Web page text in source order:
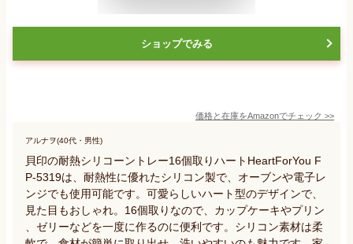
ショップでみる
価格と在庫をAmazonでチェック >>
アルナヲ(40代・男性)
貝印の耐熱シリコーントレー16個取りハートHeartForYou F
P-5319は、耐熱性に優れたシリコン製で、オーブンや電子レ
ンジでも使用可能です。可愛らしいハート型のデザインで、
見た目もおしゃれ。16個取りなので、カップケーキやプリン
、ゼリーなどを一度に作るのに便利です。シリコン素材は柔